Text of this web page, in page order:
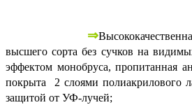
⇒
высшего сорта без сучков на
эффектом монобруса, пропитанная
покрыта 2 слоями полиакрилового
защитой от УФ-лучей;